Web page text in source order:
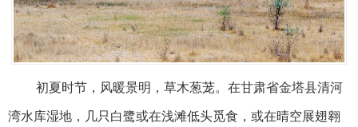
初夏时节，风暖景明，草木葱茏。在甘肃省金塔县清河
湾水库湿地，几只白鹭或在浅滩低头觅食，或在晴空展翅翱